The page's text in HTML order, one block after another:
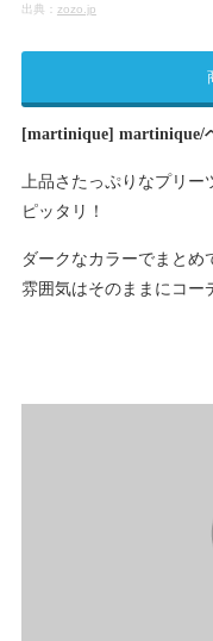
出典： zozo.jp
[martinique] martinique/
上品さたっぷりなプリ
ピッタリ！
ダークなカラーでまとめ
雰囲気はそのままにコー